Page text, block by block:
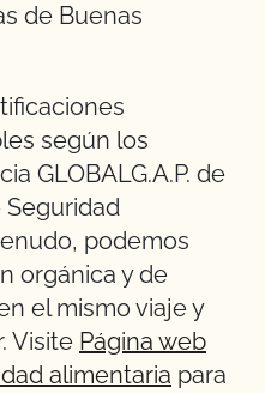
de Buenas
según los
GLOBALG.A.P. de
Seguridad
podemos
orgánica y de
el mismo viaje y
Visite Página web
alimentaria para